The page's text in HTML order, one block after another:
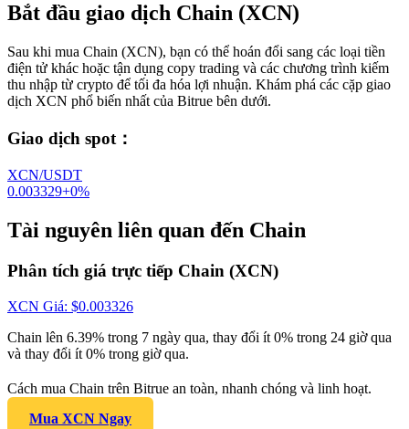
Bắt đầu giao dịch Chain (XCN)
Sau khi mua Chain (XCN), bạn có thể hoán đổi sang các loại tiền
điện tử khác hoặc tận dụng copy trading và các chương trình kiếm
thu nhập từ crypto để tối đa hóa lợi nhuận. Khám phá các cặp giao
dịch XCN phổ biến nhất của Bitrue bên dưới.
Giao dịch spot ：
XCN/USDT
0.003329+0%
Tài nguyên liên quan đến Chain
Phân tích giá trực tiếp Chain (XCN)
XCN Giá: $0.003326
Chain lên 6.39% trong 7 ngày qua, thay đổi ít 0% trong 24 giờ qua
và thay đổi ít 0% trong giờ qua.
Cách mua Chain trên Bitrue an toàn, nhanh chóng và linh hoạt.
Mua XCN Ngay